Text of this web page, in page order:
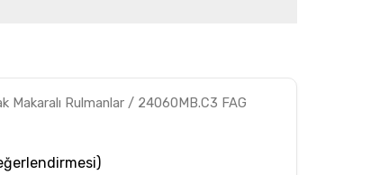
Makaralı Rulmanlar / 24060MB.C3 FAG